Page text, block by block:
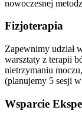
nowoczesnej
Fizjoterapia
Zapewnimy udział
warsztaty z terapii
nietrzymaniu
(planujemy 5 sesji
Wsparcie